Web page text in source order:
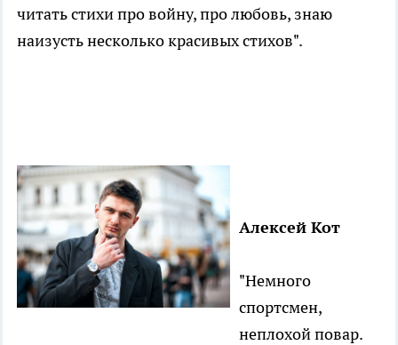
читать стихи про войну, про любовь, знаю
наизусть несколько красивых стихов".
Алексей Кот
"Немного
спортсмен,
неплохой повар.